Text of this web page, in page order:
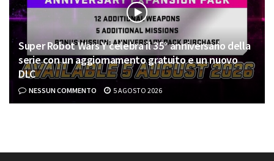
Super Robot Wars Y celebra il 35° anniversario della
serie con un aggiornamento gratuito e un nuovo
DLC
NESSUN COMMENTO 5 AGOSTO 2026